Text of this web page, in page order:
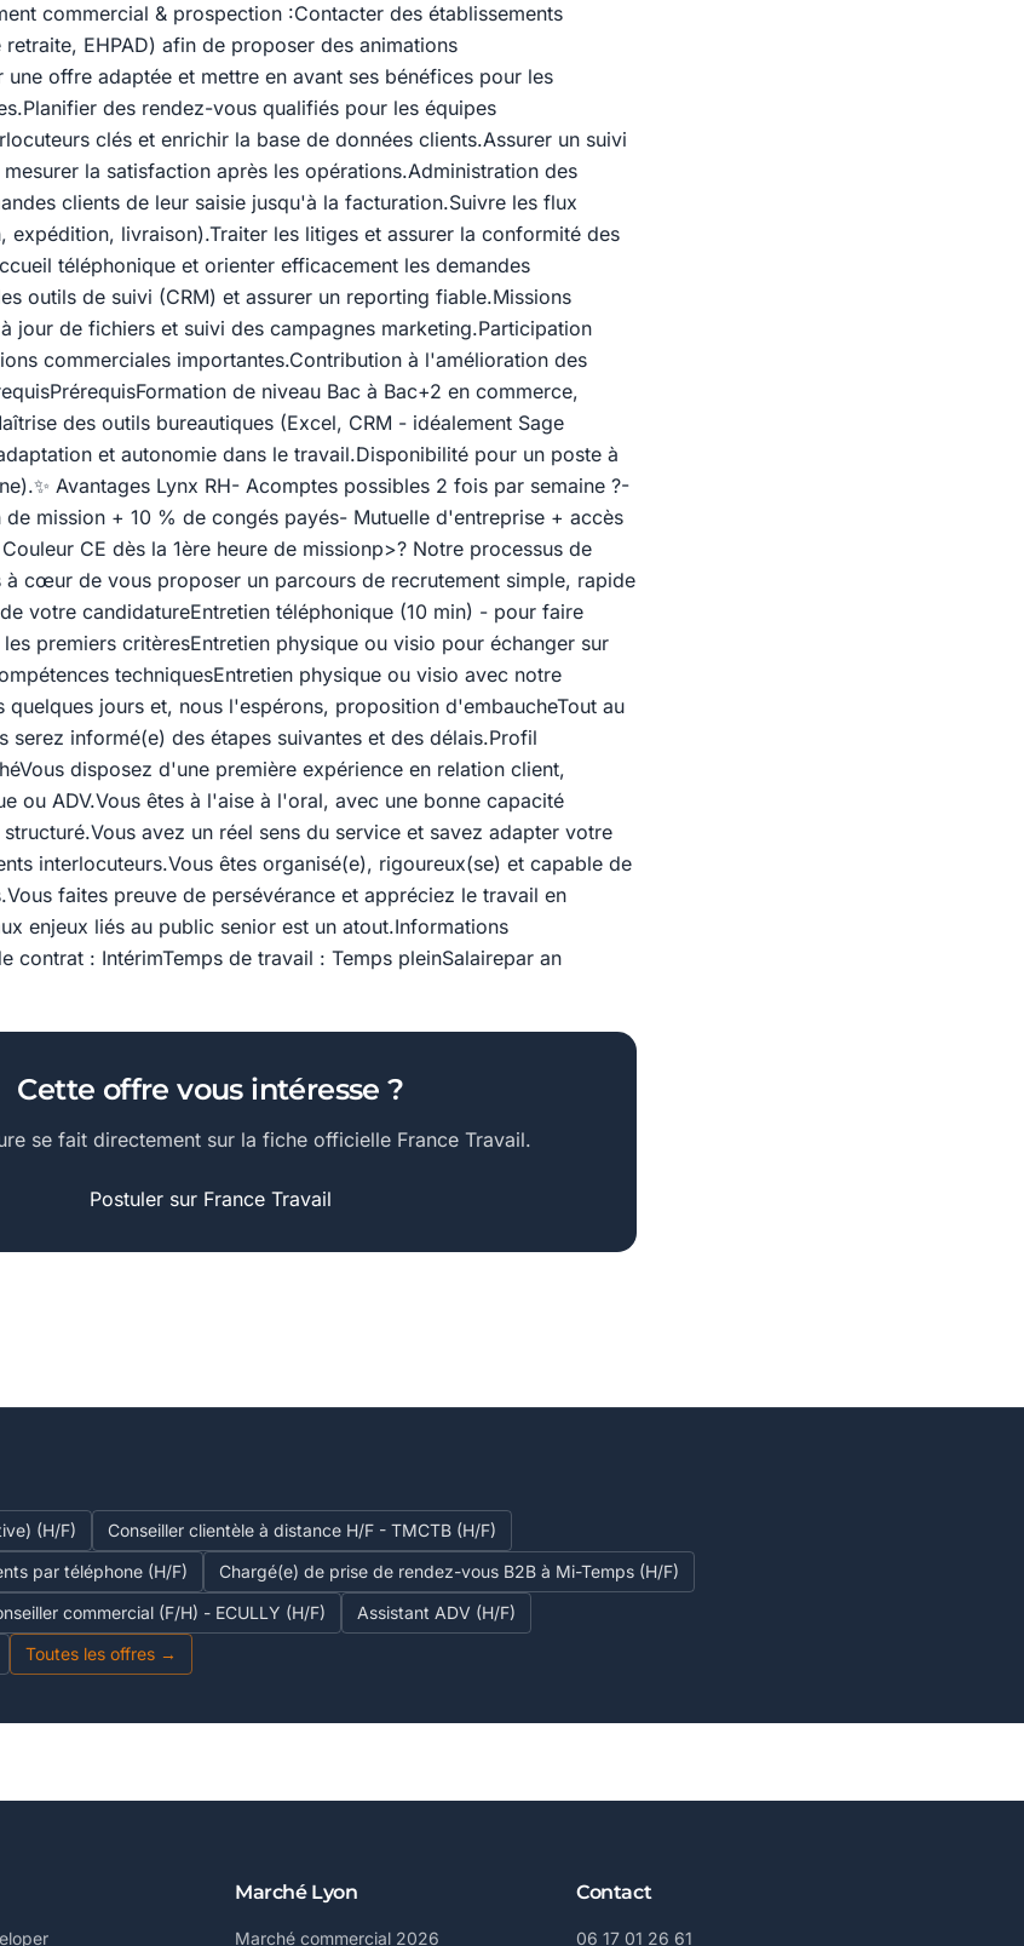
commercial & prospection :Contacter des établissements
EHPAD) afin de proposer des animations
une offre adaptée et mettre en avant ses bénéfices pour les
des rendez-vous qualifiés pour les équipes
clés et enrichir la base de données clients.Assurer un suivi
la satisfaction après les opérations.Administration des
clients de leur saisie jusqu'à la facturation.Suivre les flux
expédition, livraison).Traiter les litiges et assurer la conformité des
téléphonique et orienter efficacement les demandes
outils de suivi (CRM) et assurer un reporting fiable.Missions
jour de fichiers et suivi des campagnes marketing.Participation
commerciales importantes.Contribution à l'amélioration des
de niveau Bac à Bac+2 en commerce,
des outils bureautiques (Excel, CRM - idéalement Sage
et autonomie dans le travail.Disponibilité pour un poste à
Avantages Lynx RH- Acomptes possibles 2 fois par semaine ?-
mission + 10 % de congés payés- Mutuelle d'entreprise + accès
CE dès la 1ère heure de missionp>? Notre processus de
à cœur de vous proposer un parcours de recrutement simple, rapide
votre candidatureEntretien téléphonique (10 min) - pour faire
premiers critèresEntretien physique ou visio pour échanger sur
techniquesEntretien physique ou visio avec notre
quelques jours et, nous l'espérons, proposition d'embaucheTout au
serez informé(e) des étapes suivantes et des délais.Profil
disposez d'une première expérience en relation client,
ou ADV.Vous êtes à l'aise à l'oral, avec une bonne capacité
avez un réel sens du service et savez adapter votre
interlocuteurs.Vous êtes organisé(e), rigoureux(se) et capable de
faites preuve de persévérance et appréciez le travail en
enjeux liés au public senior est un atout.Informations
contrat : IntérimTemps de travail : Temps pleinSalairepar an
Cette offre vous intéresse ?
se fait directement sur la fiche officielle France Travail.
Postuler sur France Travail
(H/F)
Conseiller clientèle à distance H/F - TMCTB (H/F)
par téléphone (H/F)
Chargé(e) de prise de rendez-vous B2B à Mi-Temps (H/F)
commercial (F/H) - ECULLY (H/F)
Assistant ADV (H/F)
Toutes les offres →
Marché Lyon
Marché commercial 2026
Contact
06 17 01 26 61